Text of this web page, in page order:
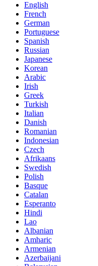
English
French
German
Portuguese
Spanish
Russian
Japanese
Korean
Arabic
Irish
Greek
Turkish
Italian
Danish
Romanian
Indonesian
Czech
Afrikaans
Swedish
Polish
Basque
Catalan
Esperanto
Hindi
Lao
Albanian
Amharic
Armenian
Azerbaijani